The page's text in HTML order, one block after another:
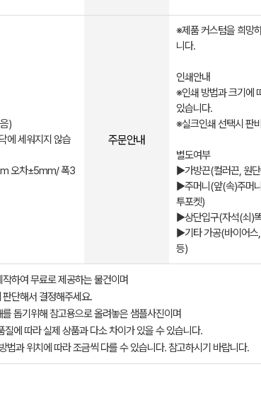
)
에 세워지지 않습
오차±5mm/ 폭3
주문안내
※제품 커스텀을 희망
니다.
인쇄안내
※인쇄 방법과 크기에
있습니다.
※실크인쇄 선택시 판
별도여부
▶가방끈(컬러끈, 원
▶주머니(앞(속)주머
투포켓)
▶상단입구(자석(쇠)
▶기타 가공(바이어스
등)
하여 무료로 제공하는 물건이며
단해서 결정해주세요.
돕기위해 참고용으로 올려놓은 샘플사진이며
질에 따라 실제 상품과 다소 차이가 있을 수 있습니다.
법과 위치에 따라 조금씩 다를 수 있습니다. 참고하시기 바랍니다.